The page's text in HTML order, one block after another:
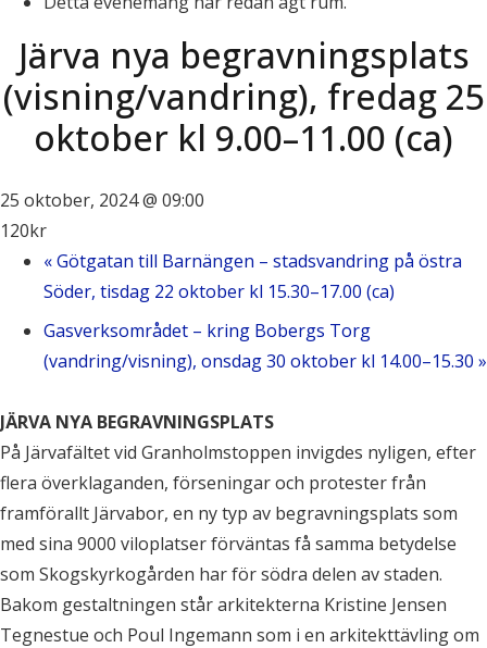
Järva nya begravningsplats
(visning/vandring), fredag 25
oktober kl 9.00–11.00 (ca)
25 oktober, 2024 @ 09:00
120kr
«Götgatan till Barnängen – stadsvandring på östra
Söder, tisdag 22 oktober kl 15.30–17.00 (ca)
Gasverksområdet – kring Bobergs Torg
(vandring/visning), onsdag 30 oktober kl 14.00–15.30 »
JÄRVA NYA BEGRAVNINGSPLATS
På Järvafältet vid Granholmstoppen invigdes nyligen, efter
flera överklaganden, förseningar och protester från
framförallt Järvabor, en ny typ av begravningsplats som
med sina 9000 viloplatser förväntas få samma betydelse
som Skogskyrkogården har för södra delen av staden.
Bakom gestaltningen står arkitekterna Kristine Jensen
Tegnestue och Poul Ingemann som i en arkitekttävling om